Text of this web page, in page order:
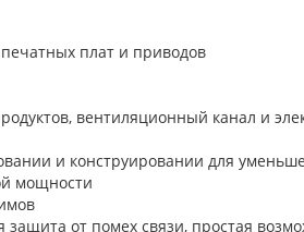
плат и приводов
вентиляционный канал и
и конструировании для
мощности
от помех связи, простая